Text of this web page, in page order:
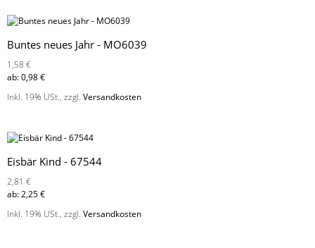
Buntes neues Jahr - MO6039
1,58 €
ab:0,98 €
Inkl. 19% USt., zzgl. Versandkosten
Eisbär Kind - 67544
2,81 €
ab:2,25 €
Inkl. 19% USt., zzgl. Versandkosten